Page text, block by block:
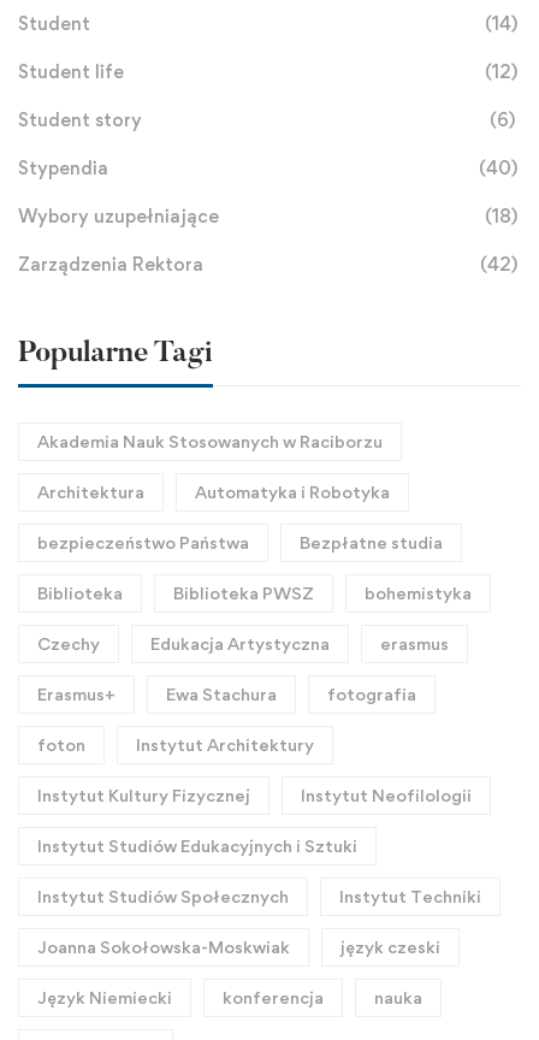
Student (14)
Student life (12)
Student story (6)
Stypendia (40)
Wybory uzupełniające (18)
Zarządzenia Rektora (42)
Popularne Tagi
Akademia Nauk Stosowanych w Raciborzu
Architektura Automatyka i Robotyka
bezpieczeństwo Państwa Bezpłatne studia
Biblioteka Biblioteka PWSZ bohemistyka
Czechy Edukacja Artystyczna erasmus
Erasmus+ Ewa Stachura fotografia
foton Instytut Architektury
Instytut Kultury Fizycznej Instytut Neofilologii
Instytut Studiów Edukacyjnych i Sztuki
Instytut Studiów Społecznych Instytut Techniki
Joanna Sokołowska-Moskwiak język czeski
Język Niemiecki konferencja nauka